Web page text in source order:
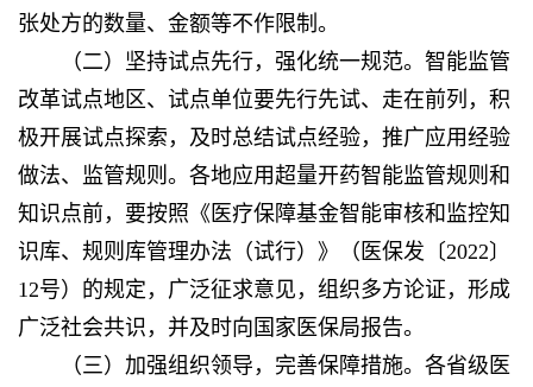
张处方的数量、金额等不作限制。
（二）坚持试点先行，强化统一规范。智能监管
改革试点地区、试点单位要先行先试、走在前列，积
极开展试点探索，及时总结试点经验，推广应用经验
做法、监管规则。各地应用超量开药智能监管规则和
知识点前，要按照《医疗保障基金智能审核和监控知
识库、规则库管理办法（试行）》（医保发〔2022〕
12号）的规定，广泛征求意见，组织多方论证，形成
广泛社会共识，并及时向国家医保局报告。
（三）加强组织领导，完善保障措施。各省级医